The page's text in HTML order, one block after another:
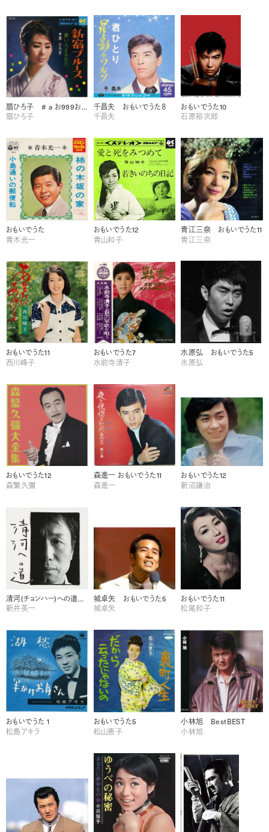
扇ひろ子 # a お999お おもいでうた12
扇ひろ子
千昌夫 おもいでうた８
千昌夫
おもいでうた10
石原裕次郎
おもいでうた
青木光一
おもいでうた12
青山和子
青江三奈 おもいでうた11
青江三奈
おもいでうた11
西川峰子
おもいでうた7
水前寺清子
水原弘 おもいでうた5
水原弘
おもいでうた12
森繁久彌
森進一 おもいでうた11
森進一
おもいでうた12
新沼謙治
清河(チョンハー)への道～48番
新井英一
城卓矢 おもいでうた5
城卓矢
おもいでうた11
松尾和子
おもいでうた 1
松島アキラ
おもいでうた5
松山恵子
小林旭 BestBEST
小林旭